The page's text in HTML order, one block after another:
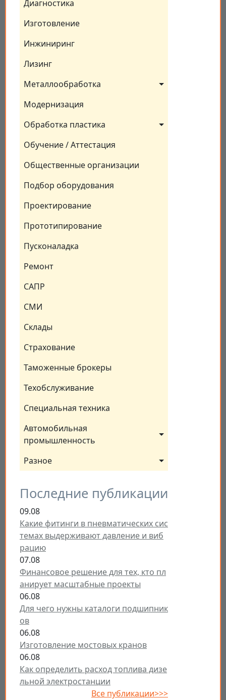
Диагностика
Изготовление
Инжиниринг
Лизинг
Металлообработка
Модернизация
Обработка пластика
Обучение / Аттестация
Общественные организации
Подбор оборудования
Проектирование
Прототипирование
Пусконаладка
Ремонт
САПР
СМИ
Склады
Страхование
Таможенные брокеры
Техобслуживание
Специальная техника
Автомобильная
промышленность
Разное
Последние публикации
09.08
Какие фитинги в пневматических сис
темах выдерживают давление и виб
рацию
07.08
Финансовое решение для тех, кто пл
анирует масштабные проекты
06.08
Для чего нужны каталоги подшипник
ов
06.08
Изготовление мостовых кранов
06.08
Как определить расход топлива дизе
льной электростанции
Все публикации>>>